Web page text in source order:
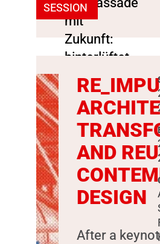
SESSION
AND
DESIGN
After a